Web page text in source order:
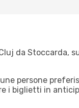
da Stoccarda,
persone
i biglietti in